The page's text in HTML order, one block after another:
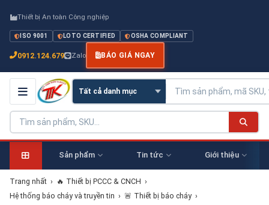
Thiết bị An toàn Công nghiệp
ISO 9001 LOTO CERTIFIED OSHA COMPLIANT
0912.124.679 Zalo BÁO GIÁ NGAY
Sản phẩm Tin tức Giới thiệu
Trang nhất › 🔥 Thiết bị PCCC & CNCH ›
Hệ thống báo cháy và truyền tin › 🚨 Thiết bị báo cháy ›